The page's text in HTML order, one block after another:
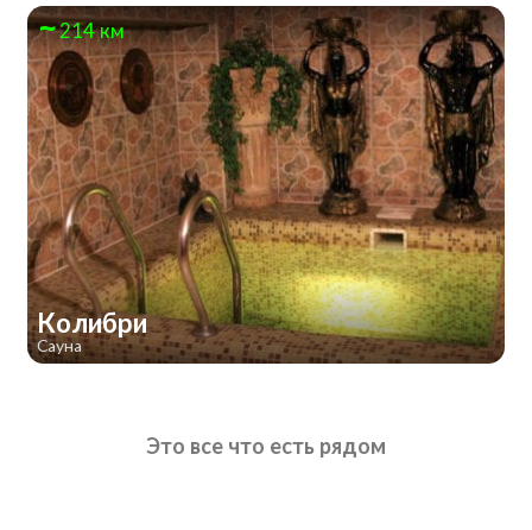
214 км
Колибри
Сауна
Это все что есть рядом